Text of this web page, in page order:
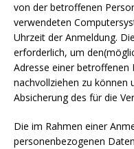
von der betroffenen
verwendeten
Uhrzeit der Anmeldung.
erforderlich, um
Adresse einer
nachvollziehen zu können
Absicherung des für die
Die im Rahmen einer
personenbezogenen